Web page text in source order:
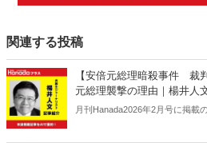
関連する投稿
【安倍元総理暗殺事件 裁
元総理襲撃の理由｜楊井人
月刊Hanada2026年2月号に掲載